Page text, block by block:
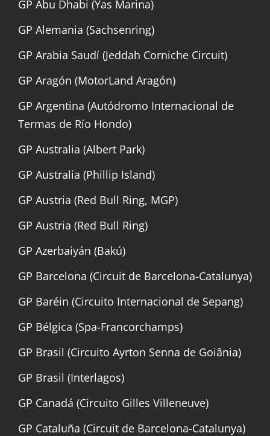
GP Abu Dhabi (Yas Marina)
GP Alemania (Sachsenring)
GP Arabia Saudí (Jeddah Corniche Circuit)
GP Aragón (MotorLand Aragón)
GP Argentina (Autódromo Internacional de
Termas de Río Hondo)
GP Australia (Albert Park)
GP Australia (Phillip Island)
GP Austria (Red Bull Ring, MGP)
GP Austria (Red Bull Ring)
GP Azerbaiyán (Bakú)
GP Barcelona (Circuit de Barcelona-Catalunya)
GP Baréin (Circuito Internacional de Sepang)
GP Bélgica (Spa-Francorchamps)
GP Brasil (Circuito Ayrton Senna de Goiânia)
GP Brasil (Interlagos)
GP Canadá (Circuito Gilles Villeneuve)
GP Cataluña (Circuit de Barcelona-Catalunya)